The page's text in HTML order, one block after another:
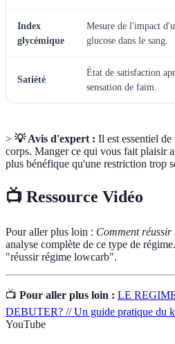
Index
glycémique
Mesure de l'impact
glucose dans le sang.
Satiété
État de satisfaction
sensation de faim.
> 💡 Avis d'expert : Il est essentiel
corps. Manger ce qui vous fait plaisir
plus bénéfique qu'une restriction trop
📺 Ressource Vidéo
Pour aller plus loin : Comment
analyse complète de ce type de
"réussir régime lowcarb".
📺 Pour aller plus loin : LE
DEBUTER? // Un guide pratique du
YouTube